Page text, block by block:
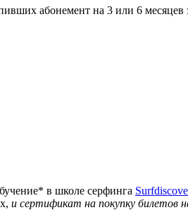
абонемент на 3 или 6 месяцев
в школе серфинга
и сертификат на покупку билетов